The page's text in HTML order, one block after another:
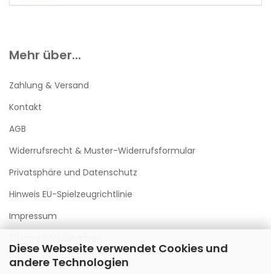
Diese Webseite verwendet Cookies und
andere Technologien
Mehr über...
Zahlung & Versand
Kontakt
AGB
Widerrufsrecht & Muster-Widerrufsformular
Privatsphäre und Datenschutz
Hinweis EU-Spielzeugrichtlinie
Impressum
Cookie Einstellungen